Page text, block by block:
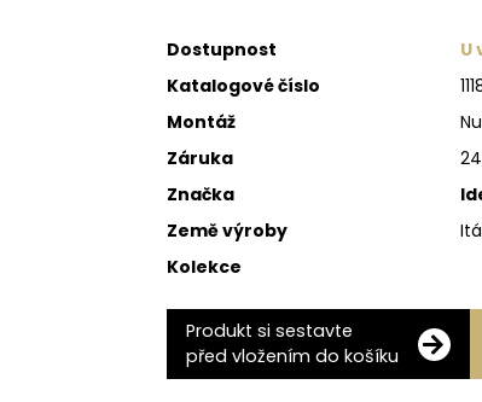
Dostupnost
U
Katalogové číslo
Montáž
Záruka
Značka
Země výroby
Kolekce
Produkt si sestavte
před vložením do košíku